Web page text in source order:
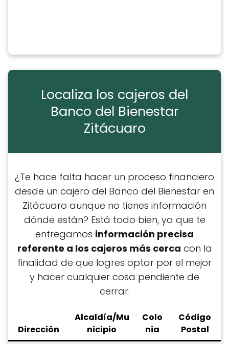
Localiza los cajeros del
Banco del Bienestar
Zitácuaro
¿Te hace falta hacer un proceso financiero
desde un cajero del Banco del Bienestar en
Zitácuaro aunque no tienes información
dónde están? Está todo bien, ya que te
entregamos información precisa
referente a los cajeros más cerca con la
finalidad de que logres optar por el mejor
y hacer cualquier cosa pendiente de
cerrar.
Dirección
Alcaldía/Mu
nicipio
Colo
nia
Código
Postal